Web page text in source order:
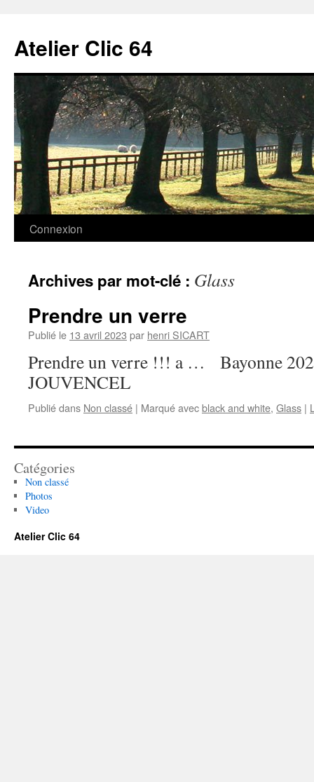
contenu
Atelier Clic 64
Connexion
Archives par mot-clé : Glass
Prendre un verre
Publié le 13 avril 2023 par henri SICART
Prendre un verre !!! a … Bayonne
JOUVENCEL
Publié dans Non classé | Marqué avecblack and white, Glass |
Catégories
Non classé
Photos
Video
Atelier Clic 64